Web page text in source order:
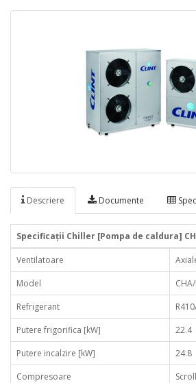
Descriere Documente
Specificaţii Chiller [Pompa de caldura]
Ventilatoare
Model
Refrigerant
Putere frigorifica [kW]
22.4
Putere incalzire [kW]
24.8
Compresoare